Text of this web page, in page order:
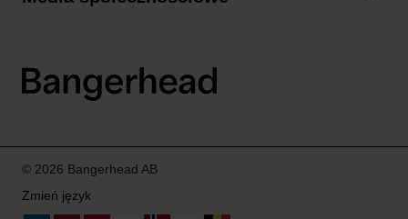
Zrównoważony rozwój
LinkedIn
© 2026 Bangerhead AB
Zmień język